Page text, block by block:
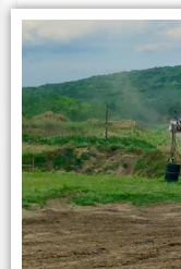
Tournée des
Infos sur
L’expérience
Êtes-vous de